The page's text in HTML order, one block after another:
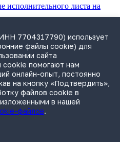
исполнительного листа на
нормы о разблокировке
закупок в первом
«Кванта»
«Вертикаль» ИНН 7841290773
7704317790) использует
файлы cookie) для
сайта
cookie помогают нам
онлайн-опыт, постоянно
на кнопку «Подтвердить»,
файлов cookie в
в нашей
файлов.